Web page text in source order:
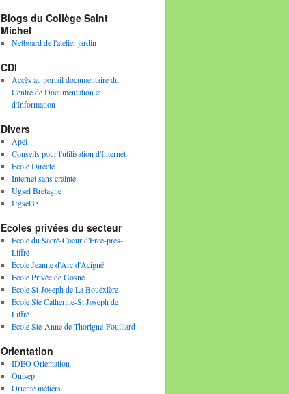
Blogs du Collège Saint
Michel
Netboard de l'atelier jardin
CDI
Accès au portail documentaire du
Centre de Documentation et
d'Information
Divers
Apel
Conseils pour l'utilisation d'Internet
Ecole Directe
Internet sans crainte
Ugsel Bretagne
Ugsel35
Ecoles privées du secteur
Ecole du Sacré-Coeur d'Ercé-près-
Liffré
Ecole Jeanne d'Arc d'Acigné
Ecole Privée de Gosné
Ecole St-Joseph de La Bouëxière
Ecole Ste Catherine-St Joseph de
Liffré
Ecole Ste-Anne de Thorigné-Fouillard
Orientation
IDEO Orientation
Onisep
Oriente métiers